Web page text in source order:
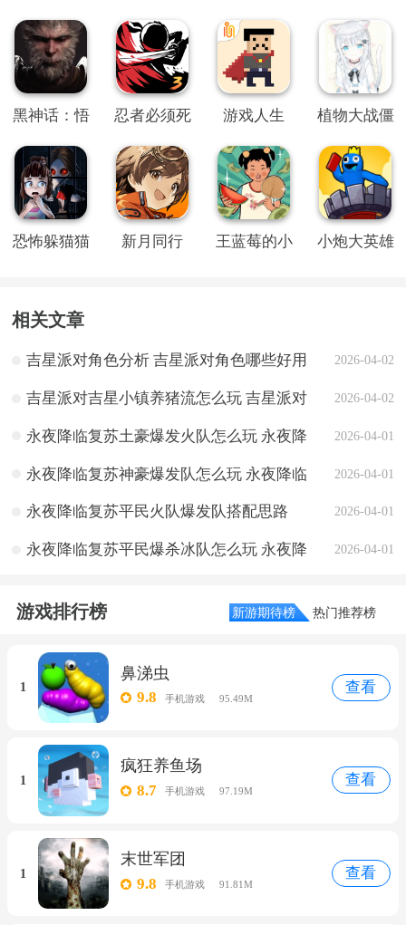
菜单
版
黑神话：悟
忍者必须死
器MOD版
游戏人生
植物大战僵
恐怖躲猫猫
新月同行
王蓝莓的小
小炮大英雄
相关文章
吉星派对角色分析 吉星派对角色哪些好用 2026-04-02
吉星派对吉星小镇养猪流怎么玩 吉星派对
吉星小镇养猪流玩法攻略
2026-04-02
永夜降临复苏土豪爆发火队怎么玩 永夜降
临复苏土豪爆发火队搭配思路
2026-04-01
永夜降临复苏神豪爆发队怎么玩 永夜降临
复苏神豪爆发队搭配思路
2026-04-01
永夜降临复苏平民火队爆发队搭配思路 2026-04-01
永夜降临复苏平民爆杀冰队怎么玩 永夜降
2026-04-01
游戏排行榜 新游期待榜 热门推荐榜
1
鼻涕虫
9.8 手机游戏 95.49M
查看
1
疯狂养鱼场
8.7 手机游戏 97.19M
查看
1
末世军团
9.8 手机游戏 91.81M
查看